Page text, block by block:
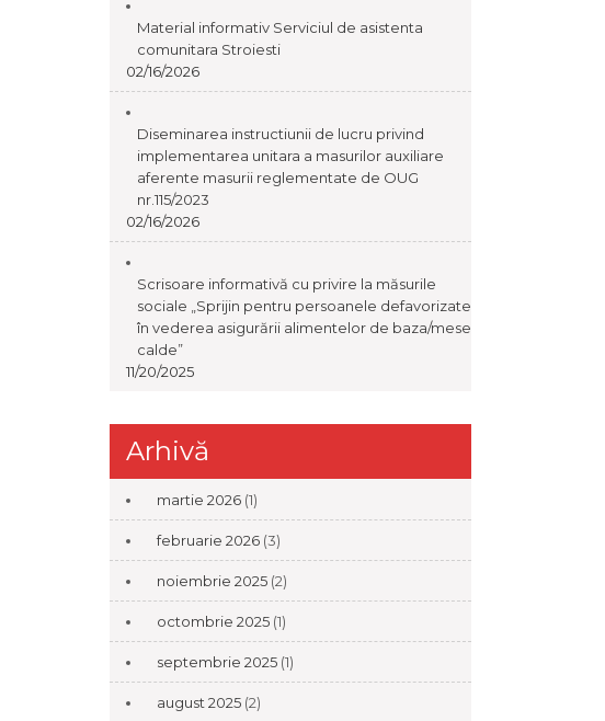
Material informativ Serviciul de asistenta
comunitara Stroiesti
02/16/2026
Diseminarea instructiunii de lucru privind
implementarea unitara a masurilor auxiliare
aferente masurii reglementate de OUG
nr.115/2023
02/16/2026
Scrisoare informativă cu privire la măsurile
sociale „Sprijin pentru persoanele defavorizate
în vederea asigurării alimentelor de baza/mese
calde”
11/20/2025
Arhivă
martie 2026 (1)
februarie 2026 (3)
noiembrie 2025 (2)
octombrie 2025 (1)
septembrie 2025 (1)
august 2025 (2)